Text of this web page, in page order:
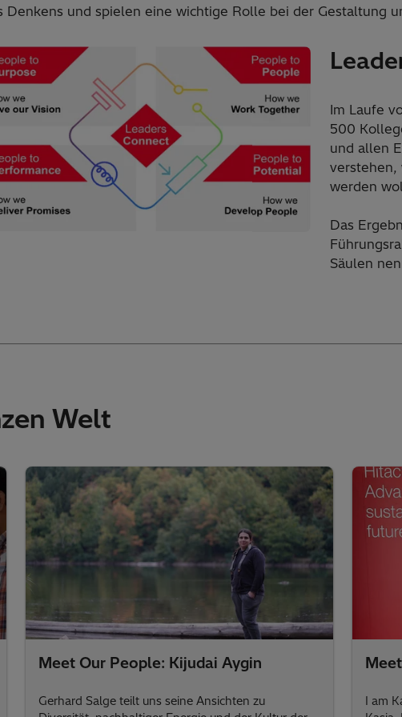
Denkens und spielen eine wichtige Rolle bei der Gestaltung
Im Laufe
500
und allen
verstehen,
werden
Das
Säulen
Welt
Meet Our People: Kijudai Aygin
Gerhard Salge teilt uns seine Ansichten zu
I am